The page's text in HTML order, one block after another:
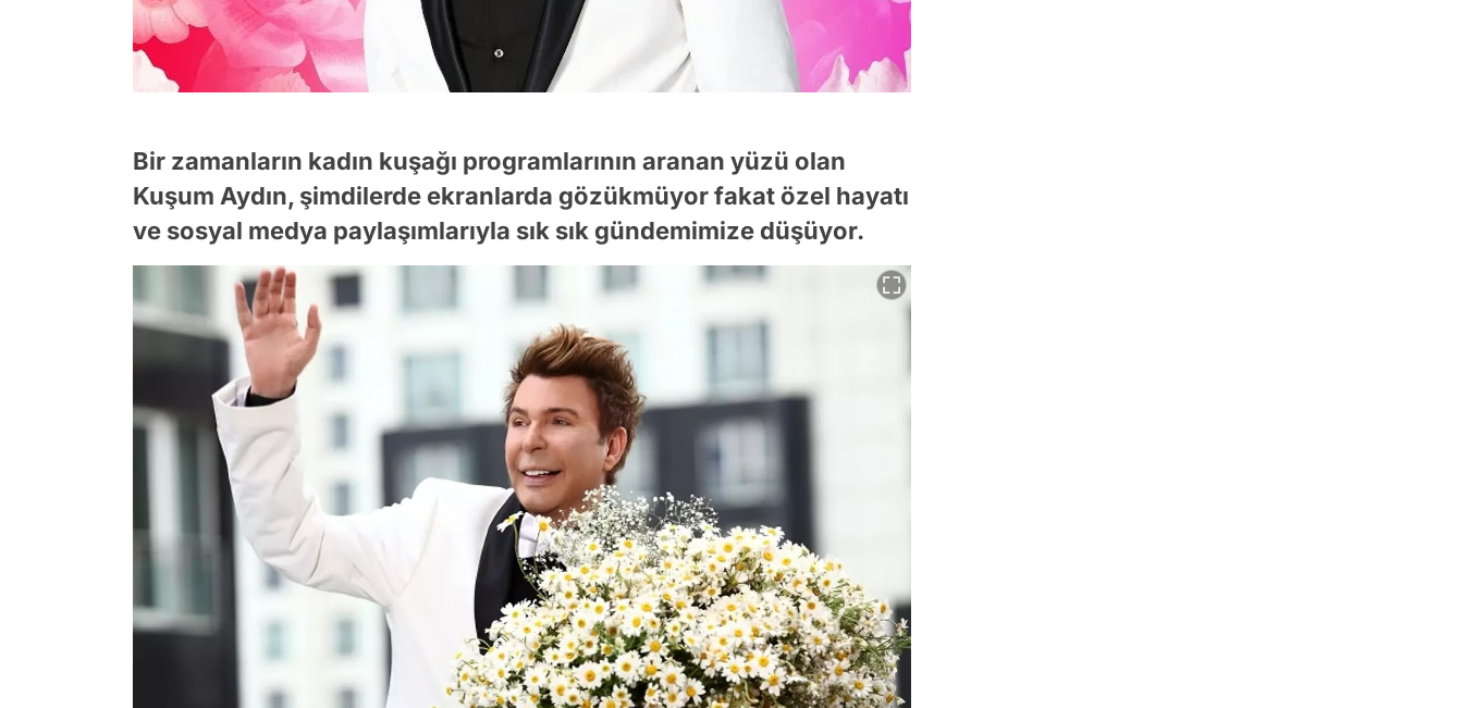
Bir zamanların kadın kuşağı programlarının aranan yüzü olan
Kuşum Aydın, şimdilerde ekranlarda gözükmüyor fakat özel hayatı
ve sosyal medya paylaşımlarıyla sık sık gündemimize düşüyor.